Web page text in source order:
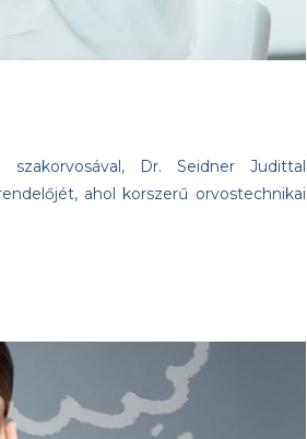
Dr. Seidner Judittal
ahol korszerű orvostechnikai